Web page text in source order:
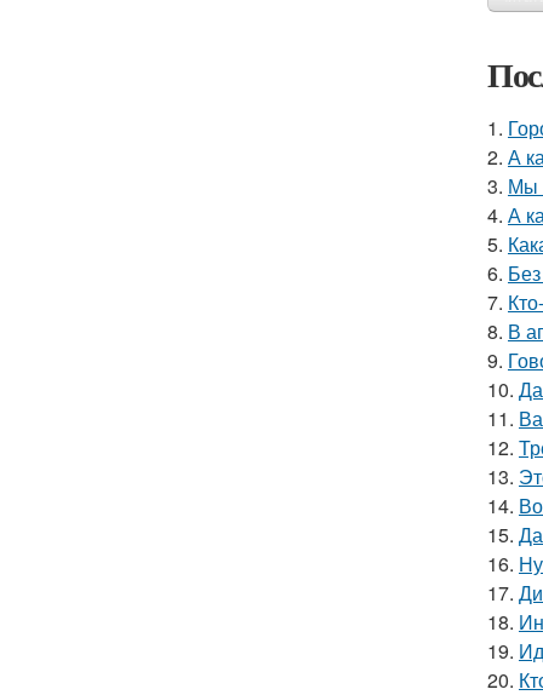
1.
2. А
3. Мы
4. А
5.
6.
7.
8. В
9.
10.
11.
12.
13.
14.
15.
16.
17.
18.
19.
20.